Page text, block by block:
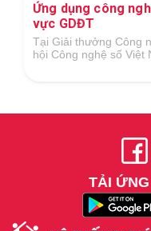
Ứng dụng công
vực GDĐT
Tại Giải thưởng Công
hội Công nghệ số Việt
TẢI